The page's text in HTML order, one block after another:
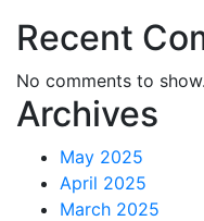
Recent
No comments to show.
Archives
May 2025
April 2025
March 2025